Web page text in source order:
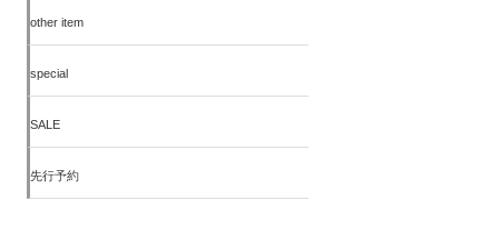
other item
special
SALE
先行予約